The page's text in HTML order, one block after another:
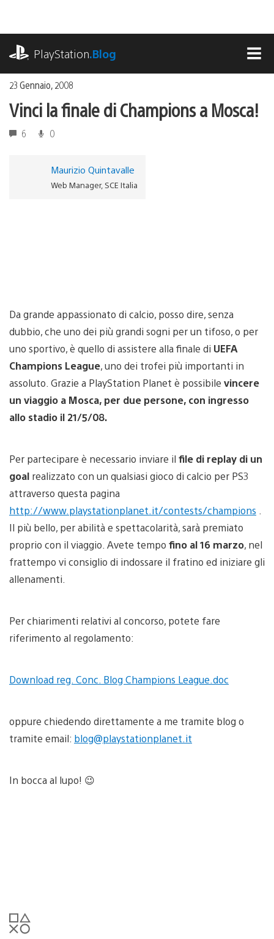
contenuto
PlayStation.Blog
23 Gennaio, 2008
Vinci la finale di Champions a Mosca!
6 0
Maurizio Quintavalle
Web Manager, SCE Italia
Da grande appassionato di calcio, posso dire, senza
dubbio, che uno dei più grandi sogni per un tifoso, o per
uno sportivo, è quello di assistere alla finale di UEFA
Champions League, uno dei trofei più importanti in
assoluto. Grazie a PlayStation Planet è possibile vincere
un viaggio a Mosca, per due persone, con ingresso
allo stadio il 21/5/08.
Per partecipare è necessario inviare il file di replay di un
goal realizzato con un qualsiasi gioco di calcio per PS3
attraverso questa pagina
http://www.playstationplanet.it/contests/champions
Il più bello, per abilità e spettacolarità, sarà premiato
proprio con il viaggio. Avete tempo fino al 16 marzo, nel
frattempo vi consiglio di indossare il fratino ed iniziare gli
allenamenti.
Per chiarimenti relativi al concorso, potete fare
riferimento al regolamento:
Download reg. Conc. Blog Champions League.doc
oppure chiedendo direttamente a me tramite blog o
tramite email: blog@playstationplanet.it
In bocca al lupo! 😉